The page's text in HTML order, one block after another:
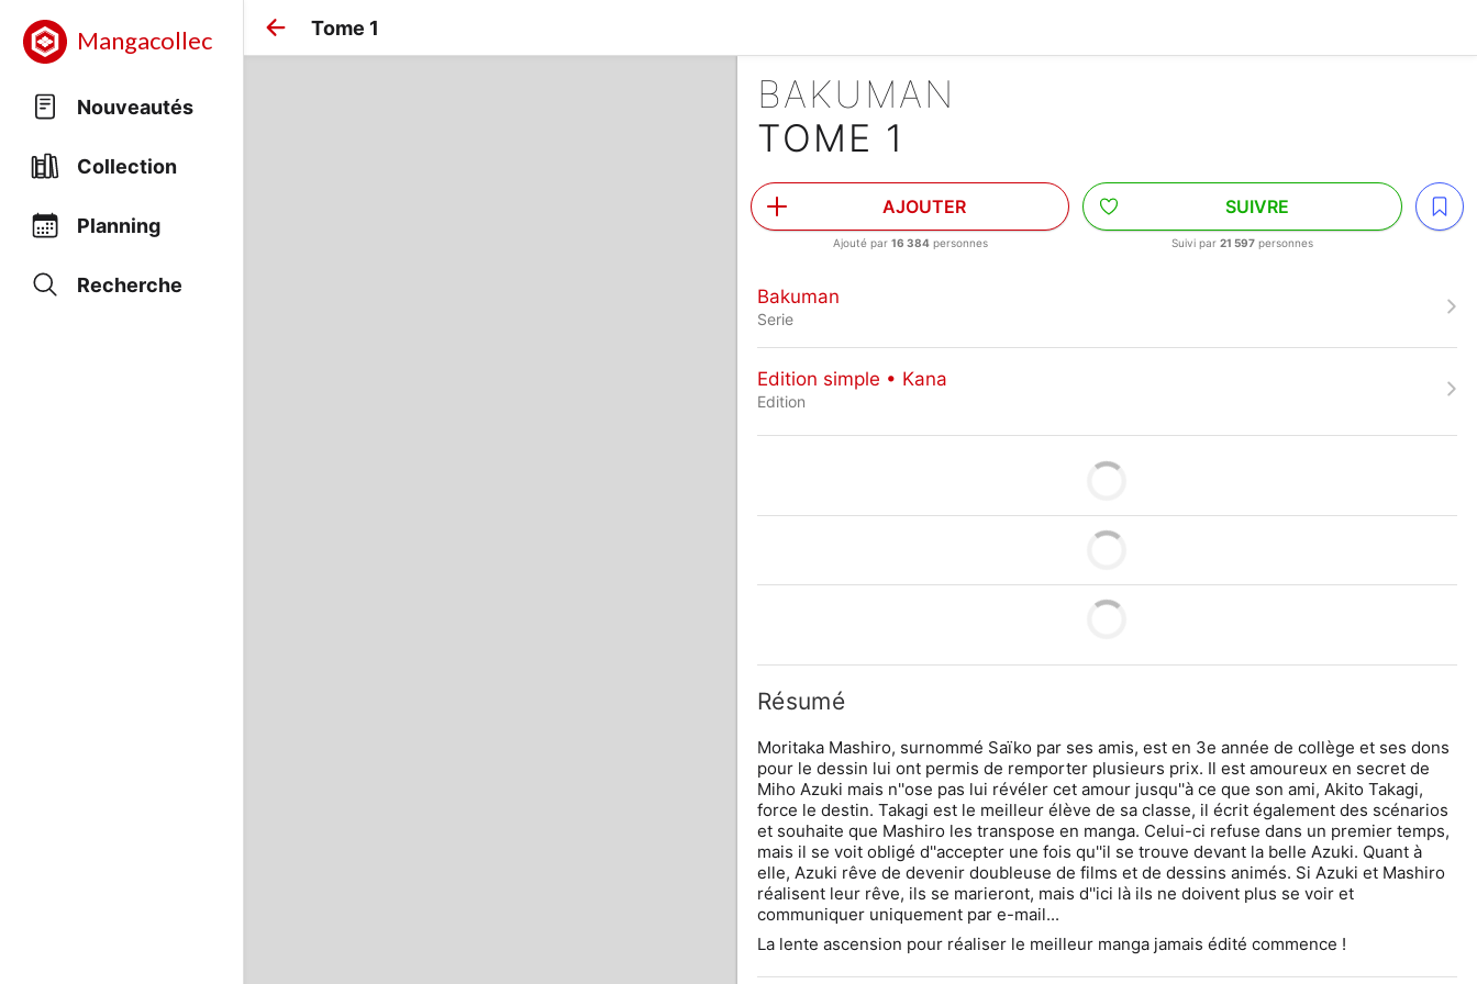
Mangacollec
Nouveautés
Collection
Planning
Recherche
Tome 1
BAKUMAN
TOME 1
AJOUTER
Ajouté par 16 384personnes
SUIVRE
Suivi par21 597 personnes
Bakuman
Serie
Edition simple • Kana
Edition
Résumé
Moritaka Mashiro, surnommé Saïko par ses amis, est en 3e année de collège et ses dons
pour le dessin lui ont permis de remporter plusieurs prix. Il est amoureux en secret de
Miho Azuki mais n''ose pas lui révéler cet amour jusqu''à ce que son ami, Akito Takagi,
force le destin. Takagi est le meilleur élève de sa classe, il écrit également des scénarios
et souhaite que Mashiro les transpose en manga. Celui-ci refuse dans un premier temps,
mais il se voit obligé d''accepter une fois qu''il se trouve devant la belle Azuki. Quant à
elle, Azuki rêve de devenir doubleuse de films et de dessins animés. Si Azuki et Mashiro
réalisent leur rêve, ils se marieront, mais d''ici là ils ne doivent plus se voir et
communiquer uniquement par e-mail...
La lente ascension pour réaliser le meilleur manga jamais édité commence !